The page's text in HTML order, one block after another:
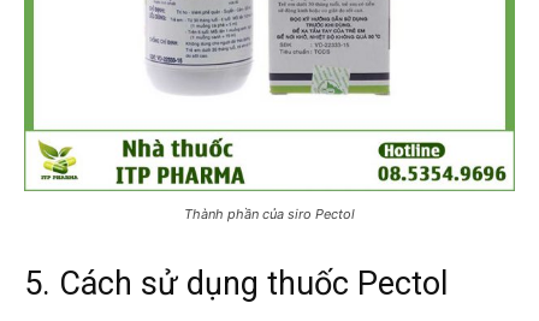
Thành phần của siro Pectol
5. Cách sử dụng thuốc Pectol